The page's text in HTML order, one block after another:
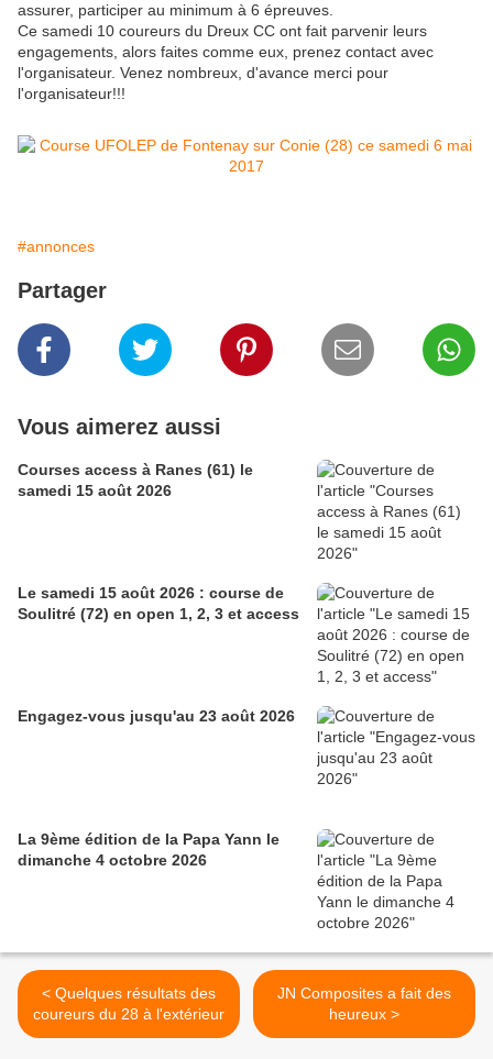
assurer, participer au minimum à 6 épreuves.
Ce samedi 10 coureurs du Dreux CC ont fait parvenir leurs
engagements, alors faites comme eux, prenez contact avec
l'organisateur. Venez nombreux, d'avance merci pour
l'organisateur!!!
#annonces
Partager
Vous aimerez aussi
Courses access à Ranes (61) le
samedi 15 août 2026
Le samedi 15 août 2026 : course de
Soulitré (72) en open 1, 2, 3 et access
Engagez-vous jusqu'au 23 août 2026
La 9ème édition de la Papa Yann le
dimanche 4 octobre 2026
< Quelques résultats des
coureurs du 28 à l'extérieur
JN Composites a fait des
heureux >